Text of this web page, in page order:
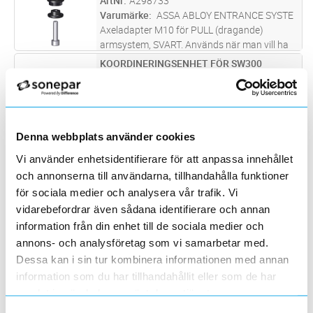
Denna webbplats använder cookies
Vi använder enhetsidentifierare för att anpassa innehållet
och annonserna till användarna, tillhandahålla funktioner
för sociala medier och analysera vår trafik. Vi
vidarebefordrar även sådana identifierare och annan
information från din enhet till de sociala medier och
annons- och analysföretag som vi samarbetar med.
Dessa kan i sin tur kombinera informationen med annan
information som du har tillhandahållit eller som de har
samlat in när du har använt deras tjänster.
Varumärke
ASSA ABLOY ENTRANCE SYSTE
Axeladapter M10 för PULL (dragande)
armsystem, SVART. Används när man vill ha
20 mm lägre installation. SW300 - SW200.
ST Lägg i kundvagn
KOORDINERINGSENHET FÖR SW300
ASSA ABLOY ENTRANCE SYSTE
Koordineringsenhet för SW300 för korrekt
strömbortfall. OBS! Länkstång art.1013050 (
A2 987 40) ingår ej i denna artikel, utan måste
beställas separat.
ST Lägg i kundvagn
UPS FÖR VÄGGMON 480W 5AH PLINT
ArtNr 5257823
Varumärke
SWANSONS
UPS23 är en 1-fas standby /offline UPS med
inbyggt underhållsfritt blybatteri. UPS23 har
plintanslutning för fast installation och är
försedd med nätavbrottslarm.Snabb
omkopplingstid, 2-8mS till UPS...läs mer
ST Lägg i kundvagn
ArtNr 5867153
Varumärke
GEZE
Standardarm EMD-F 0-100 mm, silver
ST Lägg i kundvagn
KOMM KABEL ED100/250 230MM